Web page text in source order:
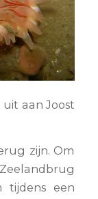
aan Joost
zijn. Om
tijdens een